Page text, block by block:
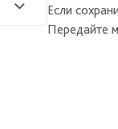
Если
Передайте